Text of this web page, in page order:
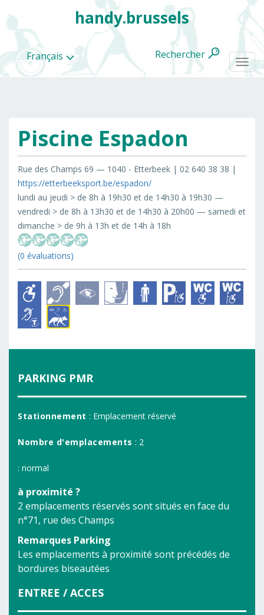
Français
handy.brussels
Rechercher
Piscine Espadon
Rue des Champs 69 — 1040 - Etterbeek | 02 640 38 38 |
https://etterbeeksport.be/espadon/
lundi au jeudi > de 8h à 19h30 et de 14h30 à 19h30 —
vendredi > de 8h à 13h30 et de 14h30 à 20h00 — samedi et
dimanche > de 9h à 13h et de 14h à 18h
(0 évaluations)
PARKING PMR
Stationnement : Emplacement réservé
Nombre d'emplacements : 2
: normal
à proximité ?
2 emplacements réservés sont situés en face du
n°71, rue des Champs
Remarques Parking
Les emplacements à proximité sont précédés de
bordures biseautées
ENTREE / ACCES
Toutes
les
categories